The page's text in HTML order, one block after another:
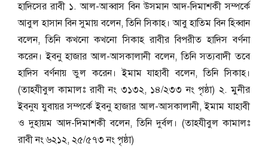
হাদিসের রাবী ১. আল-আব্বাস বিন উসমান আদ-দিমাশকী সম্পর্কে
আবুল হাসান বিন সুমায় বলেন, তিনি সিকাহ। আবু হাতিম বিন হিব্বান
বলেন, তিনি কখনো কখনো সিকাহ রাবীর বিপরীত হাদিস বর্ণনা
করেন। ইবনু হাজার আল-আসকালানী বলেন, তিনি সত্যবাদী তবে
হাদিস বর্ণনায় ভুল করেন। ইমাম যাহাবী বলেন, তিনি সিকাহ।
(তাহযীবুল কামালঃ রাবী নং ৩১৩২, ১৪/২৩৩ নং পৃষ্ঠা) ২. মুনীর
ইবনুয যুবায়র সম্পর্কে ইবনু হাজার আল-আসকালানী, ইমাম যাহাবী
ও দুহায়ম আদ-দিমাশকী বলেন, তিনি দুর্বল। (তাহযীবুল কামালঃ
রাবী নং ৬২১২, ২৫/৫৭৩ নং পৃষ্ঠা)